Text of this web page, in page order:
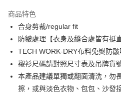
合作金庫商業銀行
華南商業銀行
上海商業儲蓄銀行
國泰世華商業銀行
臺灣中小企業銀行
匯豐（台灣）商業銀行
聯邦商業銀行
元大商業銀行
LINE Pay
Apple Pay
街口支付
悠遊付
商品特色
合身剪裁/regular fit
防皺處理【衣身及縫合處皆有挺
TECH WORK-DRY布料免熨防
襯衫尺碼請對照尺寸表及吊牌貨
本產品建議單獨或翻面清洗，勿
擦，或與淡色衣物、包包、沙發